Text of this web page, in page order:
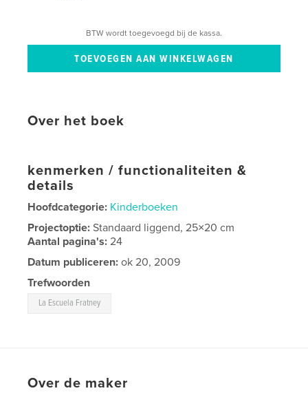
BTW wordt toegevoegd bij de kassa.
Over het boek
kenmerken / functionaliteiten &
details
Hoofdcategorie: Kinderboeken
Projectoptie:Standaard liggend, 25×20 cm
Aantal pagina's:24
Datum publiceren: ok 20, 2009
Trefwoorden
La Escuela Fratney
Over de maker